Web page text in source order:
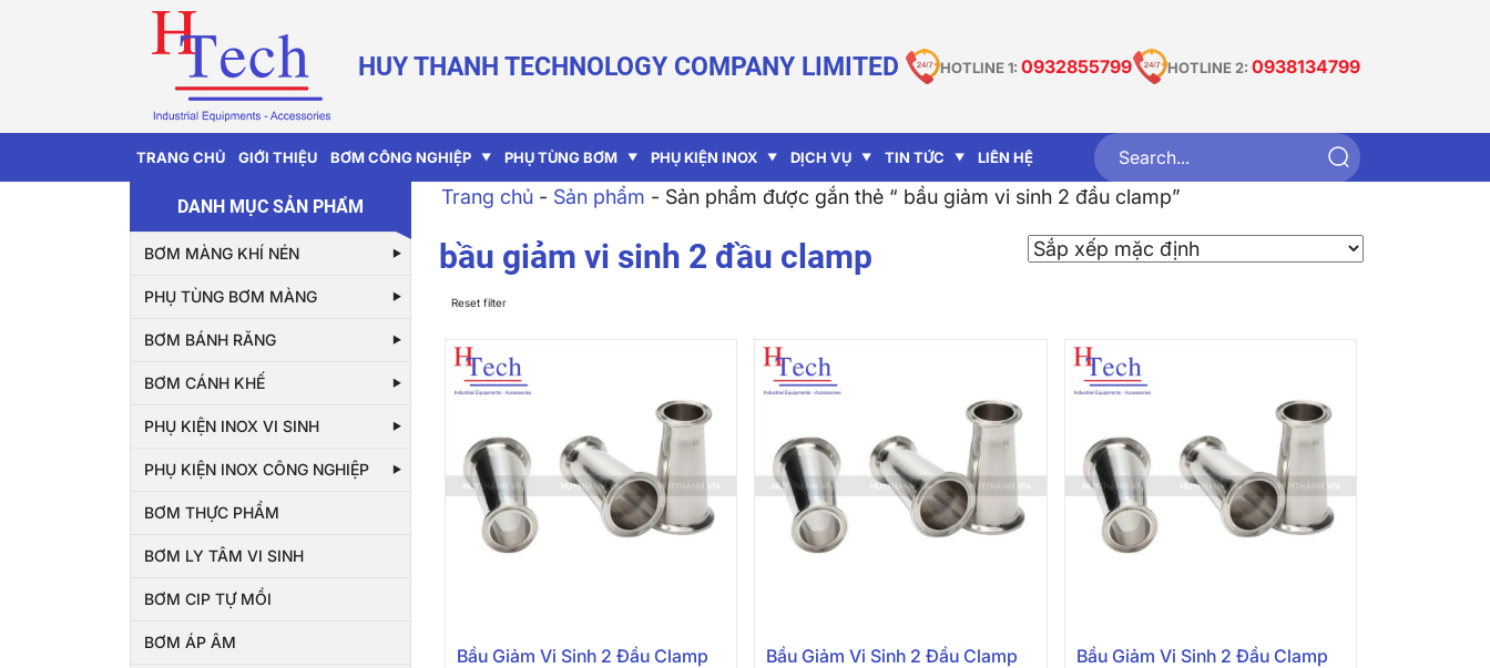
HUY THANH TECHNOLOGY COMPANY LIMITED HOTLINE 1: 0932855799 HOTLINE 2: 0938134799
TRANG CHỦ GIỚI THIỆU BƠM CÔNG NGHIỆP PHỤ TÙNG BƠM PHỤ KIỆN INOX DỊCH VỤ TIN TỨC LIÊN HỆ
DANH MỤC SẢN PHẨM
BƠM MÀNG KHÍ NÉN
PHỤ TÙNG BƠM MÀNG
BƠM BÁNH RĂNG
BƠM CÁNH KHẾ
PHỤ KIỆN INOX VI SINH
PHỤ KIỆN INOX CÔNG NGHIỆP
BƠM THỰC PHẨM
BƠM LY TÂM VI SINH
BƠM CIP TỰ MỒI
BƠM ÁP ÂM
Trang chủ - Sản phẩm - Sản phẩm được gắn thẻ “ bầu giảm vi sinh 2 đầu clamp”
bầu giảm vi sinh 2 đầu clamp
Reset filter
Bầu Giảm Vi Sinh 2 Đầu Clamp
Bầu Giảm Vi Sinh 2 Đầu Clamp
Bầu Giảm Vi Sinh 2 Đầu Clamp